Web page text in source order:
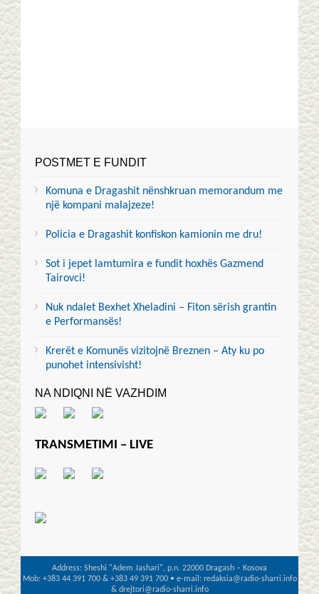
POSTMET E FUNDIT
Komuna e Dragashit nënshkruan memorandum me
një kompani malajzeze!
Policia e Dragashit konfiskon kamionin me dru!
Sot i jepet lamtumira e fundit hoxhës Gazmend
Tairovci!
Nuk ndalet Bexhet Xheladini – Fiton sërish grantin
e Performansës!
Krerët e Komunës vizitojnë Breznen – Aty ku po
punohet intensivisht!
NA NDIQNI NË VAZHDIM
TRANSMETIMI – LIVE
Address: Sheshi "Adem Jashari", p.n. 22000 Dragash – Kosova
Mob: +383 44 391 700 & +383 49 391 700 • e-mail: redaksia@radio-sharri.info
& drejtori@radio-sharri.info